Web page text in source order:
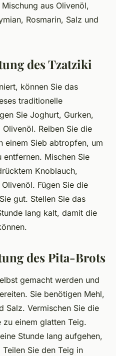
aus Olivenöl,
Rosmarin, Salz und
des Tzatziki
können Sie das
traditionelle
Sie Joghurt, Gurken,
Reiben Sie die
einem Sieb abtropfen, um
entfernen. Mischen Sie
Knoblauch,
Fügen Sie die
gut. Stellen Sie das
lang kalt, damit die
des Pita-Brots
gemacht werden und
Sie benötigen Mehl,
Salz. Vermischen Sie die
zu einem glatten Teig.
Stunde lang aufgehen,
Sie den Teig in